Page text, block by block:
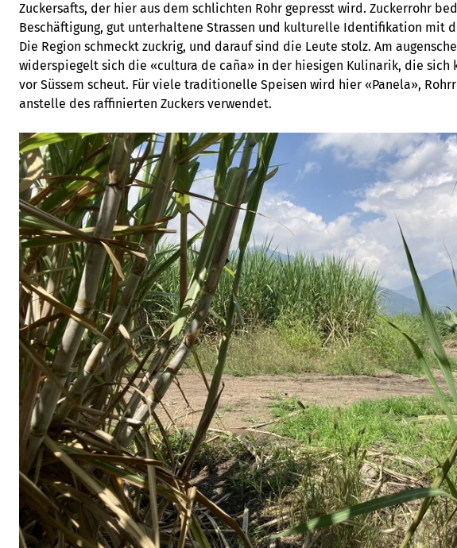
Zuckersafts, der hier aus dem schlichten Rohr gepresst wird. Zuckerrohr
Beschäftigung, gut unterhaltene Strassen und kulturelle Identifikation mit
Die Region schmeckt zuckrig, und darauf sind die Leute stolz. Am
widerspiegelt sich die «cultura de caña» in der hiesigen Kulinarik, die sich
vor Süssem scheut. Für viele traditionelle Speisen wird hier «Panela»,
anstelle des raffinierten Zuckers verwendet.